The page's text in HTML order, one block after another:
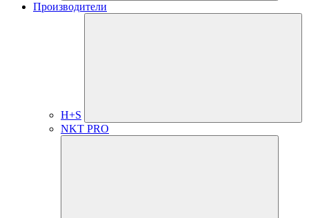
Производители
H+S
NKT PRO